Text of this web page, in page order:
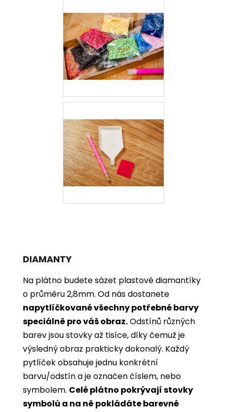
DIAMANTY
Na plátno budete sázet plastové diamantíky
o průměru 2,8mm. Od nás dostanete
napytlíčkované všechny potřebné barvy
speciálně pro váš obraz.Odstínů různých
barev jsou stovky až tisíce, díky čemuž je
výsledný obraz prakticky dokonalý. Každý
pytlíček obsahuje jednu konkrétní
barvu/odstín a je označen číslem, nebo
symbolem. Celé plátno pokrývají stovky
symbolů a na ně pokládáte barevné